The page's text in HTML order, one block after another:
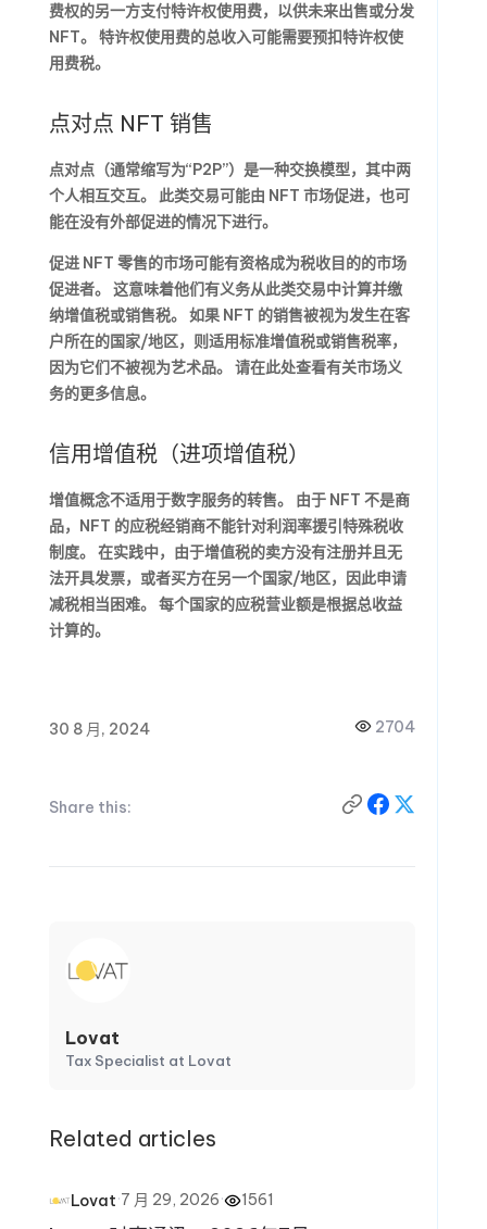
费权的另一方支付特许权使用费，以供未来出售或分发
NFT。 特许权使用费的总收入可能需要预扣特许权使
用费税。
点对点 NFT 销售
点对点（通常缩写为“P2P”）是一种交换模型，其中两
个人相互交互。 此类交易可能由 NFT 市场促进，也可
能在没有外部促进的情况下进行。
促进 NFT 零售的市场可能有资格成为税收目的的市场
促进者。 这意味着他们有义务从此类交易中计算并缴
纳增值税或销售税。 如果 NFT 的销售被视为发生在客
户所在的国家/地区，则适用标准增值税或销售税率，
因为它们不被视为艺术品。 请在此处查看有关市场义
务的更多信息。
信用增值税（进项增值税）
增值概念不适用于数字服务的转售。 由于 NFT 不是商
品，NFT 的应税经销商不能针对利润率援引特殊税收
制度。 在实践中，由于增值税的卖方没有注册并且无
法开具发票，或者买方在另一个国家/地区，因此申请
减税相当困难。 每个国家的应税营业额是根据总收益
计算的。
30 8 月, 2024 2704
Share this:
Lovat
Tax Specialist at Lovat
Related articles
Lovat·7 月 29, 2026· 1561